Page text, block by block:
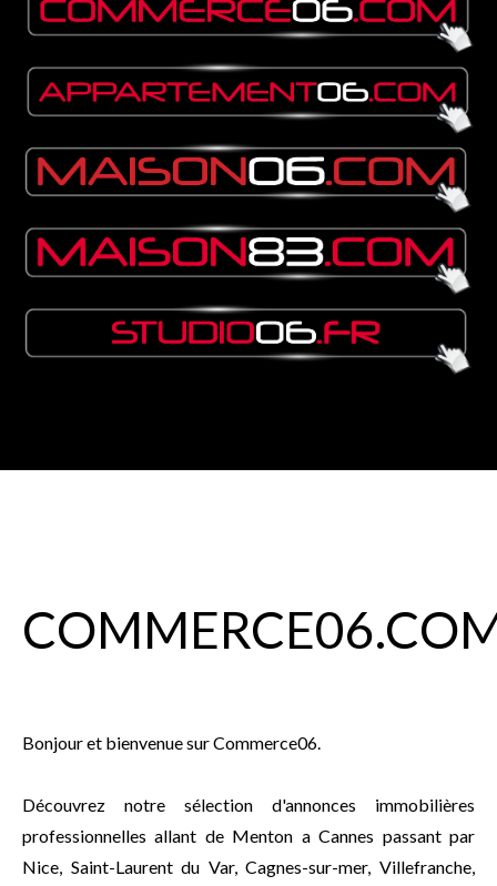
COMMERCE06
Bonjour et bienvenue sur Commerce06.
Découvrez notre sélection d'annonces immobilières
professionnelles allant de Menton a Cannes passant par
Nice, Saint-Laurent du Var, Cagnes-sur-mer, Villefranche,